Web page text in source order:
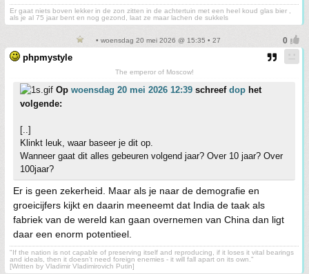
Er gaat niets boven lekker in de zon zitten in de achtertuin met een heel koud glas bier ,
als je al 75 jaar bent en nog gezond, laat ze maar lachen de sukkels
• woensdag 20 mei 2026 @ 15:35 • 27
phpmystyle
The emperor of Moscow!
Op woensdag 20 mei 2026 12:39 schreef dop het
volgende:
[..]
Klinkt leuk, waar baseer je dit op.
Wanneer gaat dit alles gebeuren volgend jaar? Over 10 jaar? Over
100jaar?
Er is geen zekerheid. Maar als je naar de demografie en
groeicijfers kijkt en daarin meeneemt dat India de taak als
fabriek van de wereld kan gaan overnemen van China dan ligt
daar een enorm potentieel.
"If the nation is not capable of preserving itself and reproducing, if it loses it vital bearings
and ideals, then it doesn't need foreign enemies - it will fall apart on its own."
[Written by Vladimir Vladimirovich Putin]